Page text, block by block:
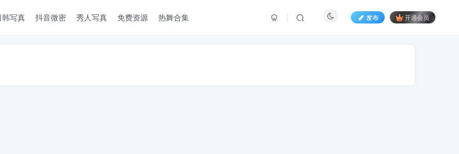
韩写真 抖音微密 秀人写真 免费资源 热舞合集 发布 开通会员